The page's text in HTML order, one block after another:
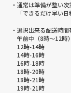
・通常は準備が整い
「できるだけ早い
・選択出来る配送時間
午前中（8時～12時）
12時-14時
14時-16時
16時-18時
18時-20時
18時-21時
19時-21時